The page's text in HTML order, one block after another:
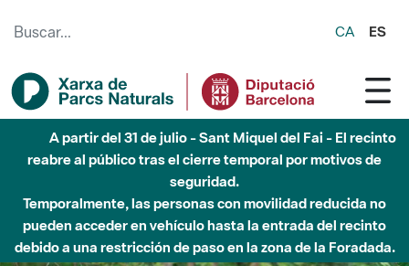
CA ES
A partir del 31 de julio - Sant Miquel del Fai - El recinto
reabre al público tras el cierre temporal por motivos de
seguridad.
Temporalmente, las personas con movilidad reducida no
pueden acceder en vehículo hasta la entrada del recinto
debido a una restricción de paso en la zona de la Foradada.